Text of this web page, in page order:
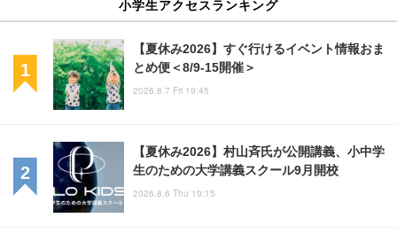
小学生アクセスランキング
【夏休み2026】すぐ行けるイベント情報おま
とめ便＜8/9-15開催＞
2026.8.7 Fri 19:45
【夏休み2026】村山斉氏が公開講義、小中学
生のための大学講義スクール9月開校
2026.8.6 Thu 19:15